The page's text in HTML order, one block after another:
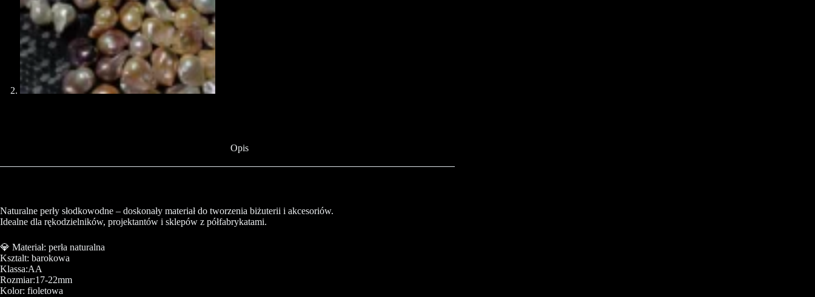
Opis
Naturalne perły słodkowodne – doskonały materiał do tworzenia biżuterii i akcesoriów.
Idealne dla rękodzielników, projektantów i sklepów z półfabrykatami.
💎 Materiał: perła naturalna
Ksztalt: barokowa
Klassa:AA
Rozmiar:17-22mm
Kolor: fioletowa